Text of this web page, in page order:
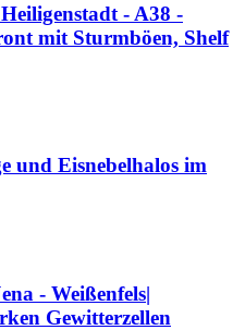
- A38 -
mit Sturmböen, Shelf
und Eisnebelhalos im
- Weißenfels|
Gewitterzellen